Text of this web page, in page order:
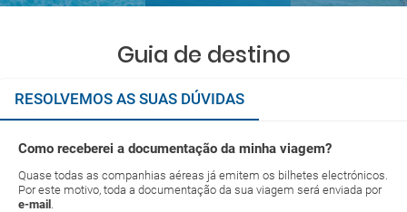
Guia de destino
RESOLVEMOS AS SUAS DÚVIDAS
Como receberei a documentação da minha viagem?
Quase todas as companhias aéreas já emitem os bilhetes electrónicos.
Por este motivo, toda a documentação da sua viagem será enviada por
e-mail .